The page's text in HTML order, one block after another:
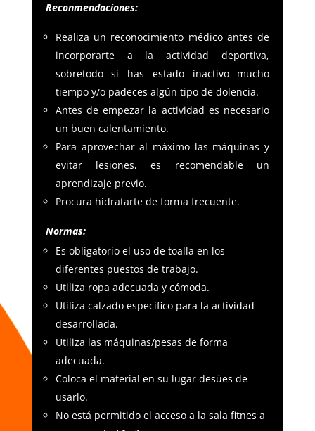
Reconmendaciones:
Realiza un reconocimiento médico antes de
incorporarte a la actividad deportiva,
sobretodo si has estado inactivo mucho
tiempo y/o padeces algún tipo de dolencia.
Antes de empezar la actividad es necesario
un buen calentamiento.
Para aprovechar al máximo las máquinas y
evitar lesiones, es recomendable un
aprendizaje previo.
Procura hidratarte de forma frecuente.
Normas:
Es obligatorio el uso de toalla en los
diferentes puestos de trabajo.
Utiliza ropa adecuada y cómoda.
Utiliza calzado específico para la actividad
desarrollada.
Utiliza las máquinas/pesas de forma
adecuada.
Coloca el material en su lugar desúes de
usarlo.
No está permitido el acceso a la sala fitnes a